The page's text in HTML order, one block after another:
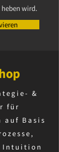
wird.
&
für
auf Basis
Intuition